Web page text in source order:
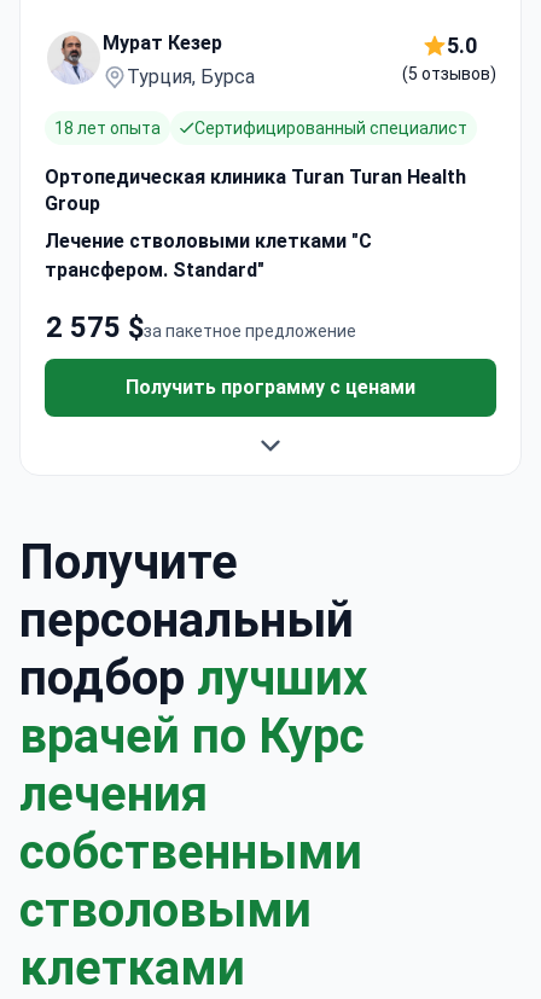
Мурат Кезер
Турция, Бурса
5.0
(5 отзывов)
18 лет опыта Сертифицированный специалист
Ортопедическая клиника Turan Turan Health
Group
Лечение стволовыми клетками "С
трансфером. Standard"
за пакетное предложение
2 575 $
Получить программу с ценами
Получите
персональный
подбор лучших
врачей по Курс
лечения
собственными
стволовыми
клетками